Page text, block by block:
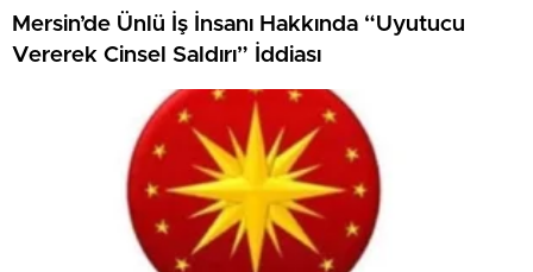
Mersin’de Ünlü İş İnsanı Hakkında “Uyutucu
Vererek Cinsel Saldırı” İddiası